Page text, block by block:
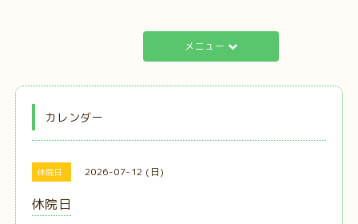
メニュー
カレンダー
休院日 2026-07-12 (日)
休院日